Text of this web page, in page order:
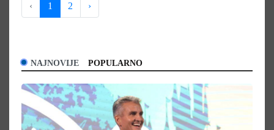
‹ 1 2 ›
NAJNOVIJE POPULARNO